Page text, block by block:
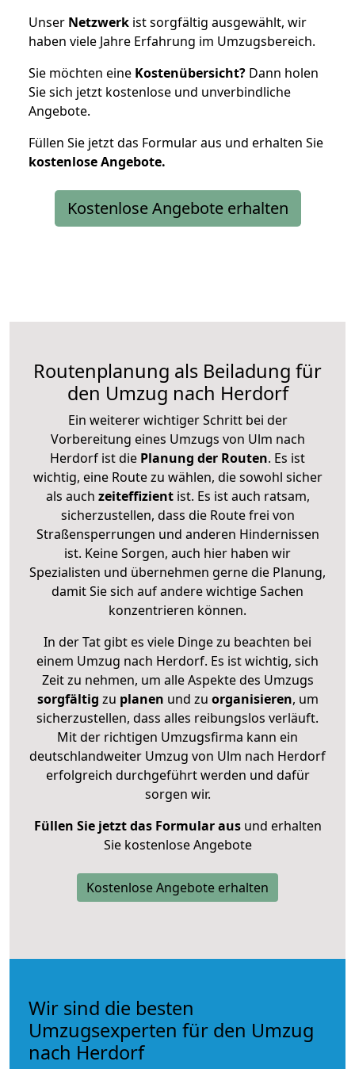
Unser Netzwerk ist sorgfältig ausgewählt, wir
haben viele Jahre Erfahrung im Umzugsbereich.
Sie möchten eine Kostenübersicht? Dann holen
Sie sich jetzt kostenlose und unverbindliche
Angebote.
Füllen Sie jetzt das Formular aus und erhalten Sie
kostenloseAngebote.
Kostenlose Angebote erhalten
Routenplanung als Beiladung für
den Umzug nach Herdorf
Ein weiterer wichtiger Schritt bei der
Vorbereitung eines Umzugs von Ulm nach
Herdorf ist die Planung der Routen. Es ist
wichtig, eine Route zu wählen, die sowohl sicher
als auch zeiteffizientist. Es ist auch ratsam,
sicherzustellen, dass die Route frei von
Straßensperrungen und anderen Hindernissen
ist. Keine Sorgen, auch hier haben wir
Spezialisten und übernehmen gerne die Planung,
damit Sie sich auf andere wichtige Sachen
konzentrieren können.
In der Tat gibt es viele Dinge zu beachten bei
einem Umzug nach Herdorf. Es ist wichtig, sich
Zeit zu nehmen, um alle Aspekte des Umzugs
sorgfältig zu planen und zu organisieren, um
sicherzustellen, dass alles reibungslos verläuft.
Mit der richtigen Umzugsfirma kann ein
deutschlandweiter Umzug von Ulm nach Herdorf
erfolgreich durchgeführt werden und dafür
sorgen wir.
Füllen Sie jetzt das Formular ausund erhalten
Sie kostenlose Angebote
Kostenlose Angebote erhalten
Wir sind die besten
Umzugsexperten für den Umzug
nach Herdorf